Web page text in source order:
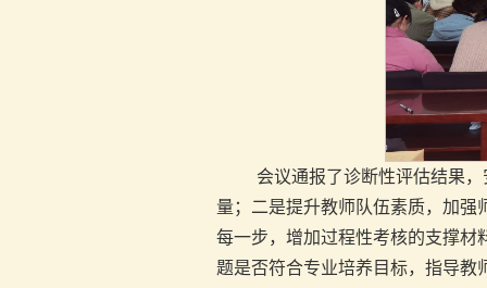
会议通报了诊断性评估结果
量；二是提升教师队伍素质，加
每一步，增加过程性考核的支撑材
题是否符合专业培养目标，指导教